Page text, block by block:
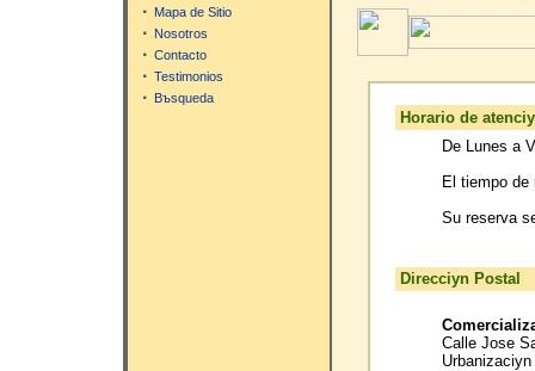
· Mapa de Sitio
· Nosotros
· Contacto
· Testimonios
· Bъsqueda
Horario de
De Lunes a
El tiempo
Su reserva
Direcciуn Postal
Calle Jose